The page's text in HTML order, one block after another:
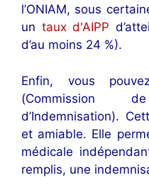
l’ONIAM, sous
un taux d'AIPP
d’au moins 24 %).
Enfin, vous
(Commission
d’Indemnisation).
et amiable. Elle
médicale
remplis, une